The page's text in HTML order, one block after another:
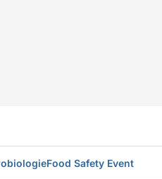
Food Safety Event